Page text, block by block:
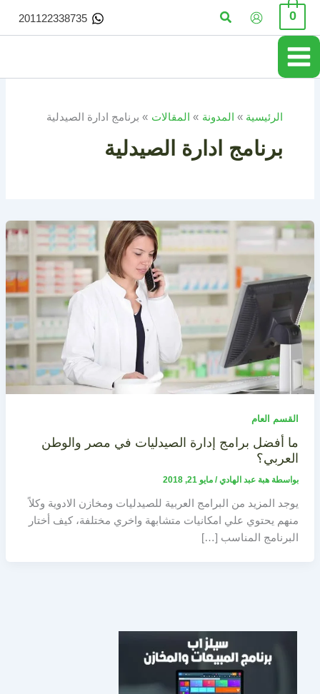
تخطي
المحتوى
0 البحث 201122338735
الرئيسية المدونة المقالات برنامج ادارة الصيدلية
برنامج ادارة الصيدلية
القسم العام
ما أفضل برامج إدارة الصيدليات في مصر والوطن
العربي؟
بواسطة هبة عبد الهادي/ مايو 21, 2018
يوجد المزيد من البرامج العربية للصيدليات ومخازن الادوية وكلاً
منهم يحتوي علي امكانيات متشابهة واخري مختلفة، كيف أختار
البرنامج المناسب […]